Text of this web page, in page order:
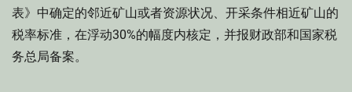
表》中确定的邻近矿山或者资源状况、开采条件相近矿山的
税率标准，在浮动30%的幅度内核定，并报财政部和国家税
务总局备案。